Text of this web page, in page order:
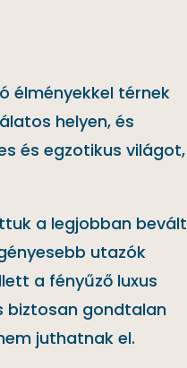
élményekkel térnek
helyen, és
és egzotikus világot,
a legjobban bevált
utazók
a fényűző luxus
biztosan gondtalan
juthatnak el.